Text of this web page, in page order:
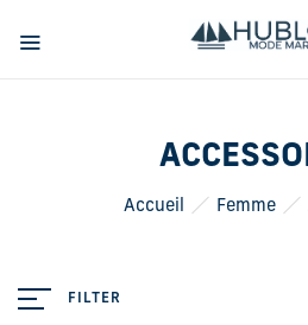
Accueil Femme
FILTER
Cookies management panel